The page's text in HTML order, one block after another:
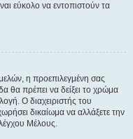
εύκολο να εντοπιστούν τα
η προεπιλεγμένη σας
θα πρέπει να δείξει το χρώμα
Ο διαχειριστής του
δικαίωμα να αλλάξετε την
Μέλους.